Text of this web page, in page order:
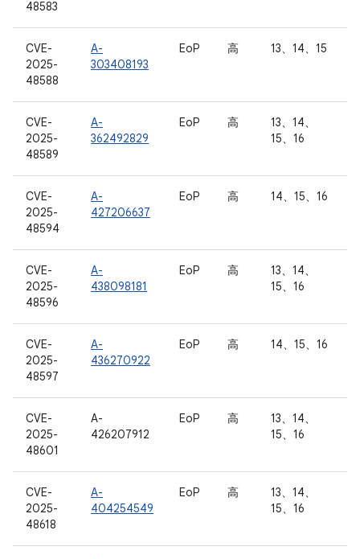
48583
CVE-
2025-
48588
A-
303408193
EoP 高 13、14、15
CVE-
2025-
48589
A-
362492829
EoP 高
13、14、
15、16
CVE-
2025-
48594
A-
427206637
EoP 高 14、15、16
CVE-
2025-
48596
A-
438098181
EoP 高
13、14、
15、16
CVE-
2025-
48597
A-
436270922
EoP 高 14、15、16
CVE-
2025-
48601
A-
426207912
EoP 高
13、14、
15、16
CVE-
2025-
48618
A-
404254549
EoP 高
13、14、
15、16